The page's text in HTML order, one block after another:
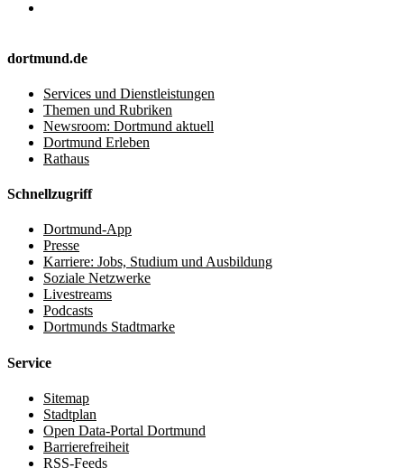
dortmund.de
Services und Dienstleistungen
Themen und Rubriken
Newsroom: Dortmund aktuell
Dortmund Erleben
Rathaus
Schnellzugriff
Dortmund-App
Presse
Karriere: Jobs, Studium und Ausbildung
Soziale Netzwerke
Livestreams
Podcasts
Dortmunds Stadtmarke
Service
Sitemap
Stadtplan
Open Data-Portal Dortmund
Barrierefreiheit
RSS-Feeds